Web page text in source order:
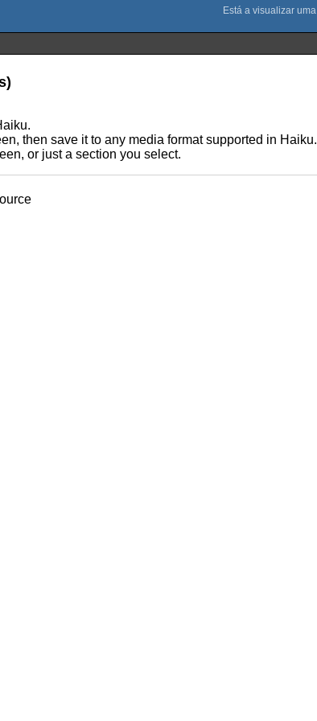
then save it to any media format supported in Haiku.
or just a section you select.